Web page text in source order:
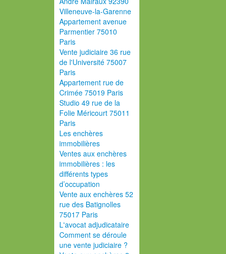
Villeneuve-la-Garenne
Appartement avenue
Parmentier 75010
Paris
Vente judiciaire 36 rue
de l'Université 75007
Paris
Appartement rue de
Crimée 75019 Paris
Studio 49 rue de la
Folie Méricourt 75011
Paris
Les enchères
immobilières
Ventes aux enchères
immobilières : les
différents types
d’occupation
Vente aux enchères 52
rue des Batignolles
75017 Paris
L'avocat adjudicataire
Comment se déroule
une vente judiciaire ?